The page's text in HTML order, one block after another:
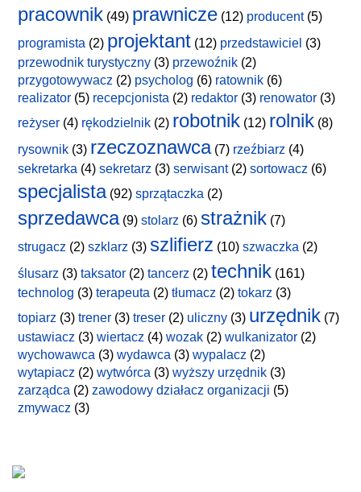
pracownik (49) prawnicze (12) producent(5)
programista (2) projektant (12) przedstawiciel (3)
przewodnik turystyczny (3) przewoźnik (2)
przygotowywacz (2) psycholog (6) ratownik (6)
realizator (5) recepcjonista (2) redaktor (3) renowator (3)
reżyser (4) rękodzielnik (2) robotnik (12) rolnik (8)
rysownik (3) rzeczoznawca(7) rzeźbiarz (4)
sekretarka (4) sekretarz (3) serwisant(2) sortowacz (6)
specjalista(92) sprzątaczka (2)
sprzedawca(9) stolarz (6) strażnik (7)
strugacz (2) szklarz (3) szlifierz (10) szwaczka (2)
ślusarz (3) taksator (2) tancerz (2) technik (161)
technolog (3) terapeuta (2) tłumacz (2) tokarz (3)
topiarz (3) trener (3) treser (2) uliczny (3) urzędnik (7)
ustawiacz (3) wiertacz (4) wozak (2) wulkanizator (2)
wychowawca (3) wydawca (3) wypalacz (2)
wytapiacz (2) wytwórca (3) wyższy urzędnik (3)
zarządca (2) zawodowy działacz organizacji (5)
zmywacz (3)